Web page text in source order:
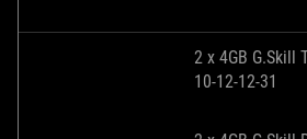
2 x 4GB G.Skill
10-12-12-31